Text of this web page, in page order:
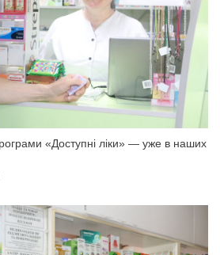
«Доступні ліки» — уже в наших